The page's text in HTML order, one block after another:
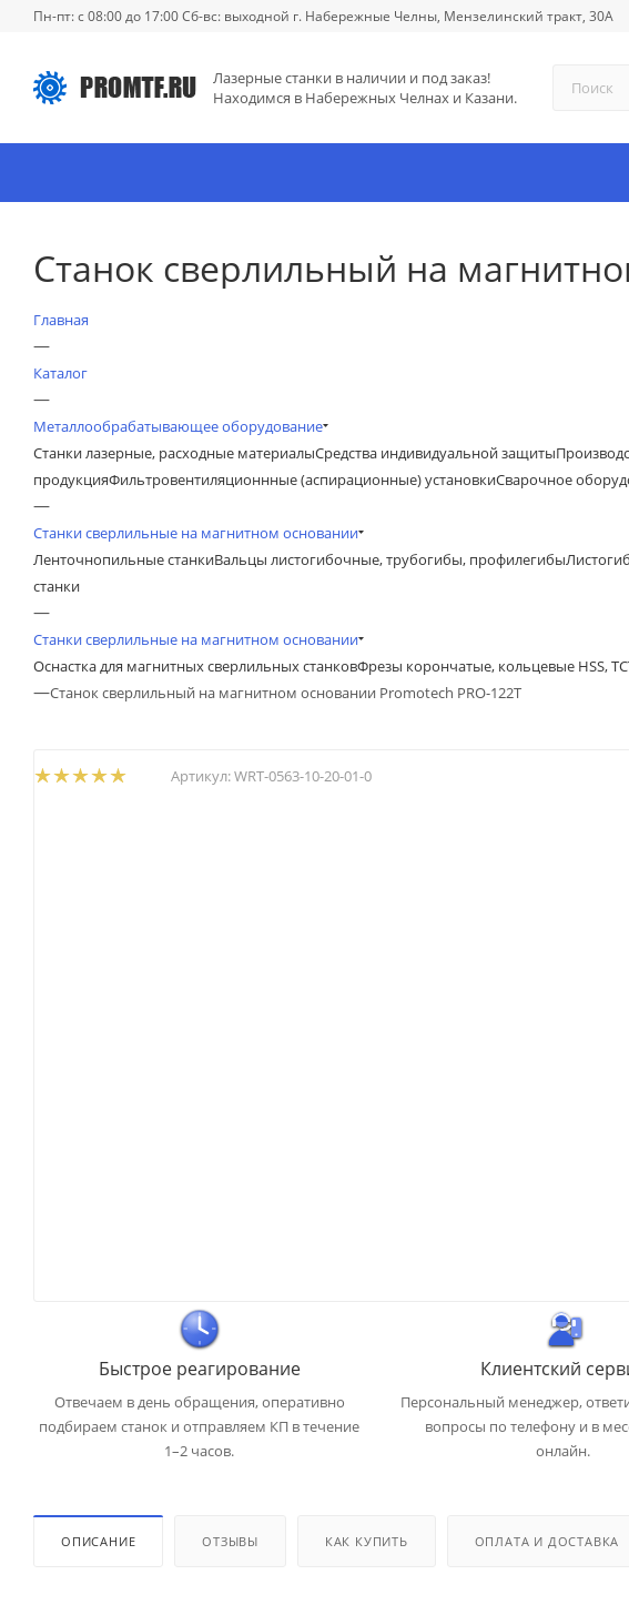
Пн-пт: с 08:00 до 17:00 Сб-вс: выходной г. Набережные Челны, Мензелинский тракт, 30А
Лазерные станки в наличии и под заказ!
Находимся в Набережных Челнах и Казани.
Станок сверлильный на
Главная
—
Каталог
—
Металлообрабатывающее оборудование
Станки лазерные, расходные материалыСредства индивидуальной защиты
продукцияФильтровентиляционнные (аспирационные) установкиСварочное
—
Станки сверлильные на магнитном основании
Ленточнопильные станкиВальцы листогибочные, трубогибы, профилегибы
станки
—
Станки сверлильные на магнитном основании
Оснастка для магнитных сверлильных станковФрезы корончатые, кольцевые HSS,
—Станок сверлильный на магнитном основании Promotech PRO-122T
Артикул:WRT-0563-10-20-01-0
Быстрое реагирование
Отвечаем в день обращения, оперативно
подбираем станок и отправляем КП в течение
1–2 часов.
Клиентский
Персональный менеджер,
вопросы по телефону и в
онлайн.
ОПИСАНИЕ ОТЗЫВЫ КАК КУПИТЬ ОПЛАТА И ДОСТАВКА